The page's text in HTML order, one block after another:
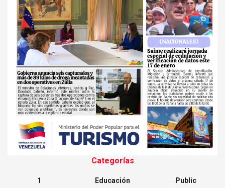
Categorías
1
Educación
Public